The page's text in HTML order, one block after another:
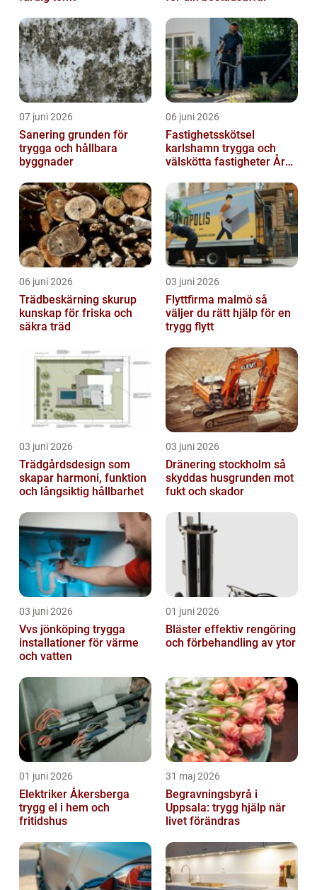
07 juni 2026
Sanering grunden för
trygga och hållbara
byggnader
06 juni 2026
Fastighetsskötsel
karlshamn trygga och
välskötta fastigheter Året
06 juni 2026
Trädbeskärning skurup
kunskap för friska och
säkra träd
03 juni 2026
Flyttfirma malmö så
väljer du rätt hjälp för en
trygg flytt
03 juni 2026
Trädgårdsdesign som
skapar harmoni, funktion
och långsiktig hållbarhet
03 juni 2026
Dränering stockholm så
skyddas husgrunden mot
fukt och skador
03 juni 2026
Vvs jönköping trygga
installationer för värme
och vatten
01 juni 2026
Bläster effektiv rengöring
och förbehandling av ytor
01 juni 2026
Elektriker Åkersberga
trygg el i hem och
fritidshus
31 maj 2026
Begravningsbyrå i
Uppsala: trygg hjälp när
livet förändras